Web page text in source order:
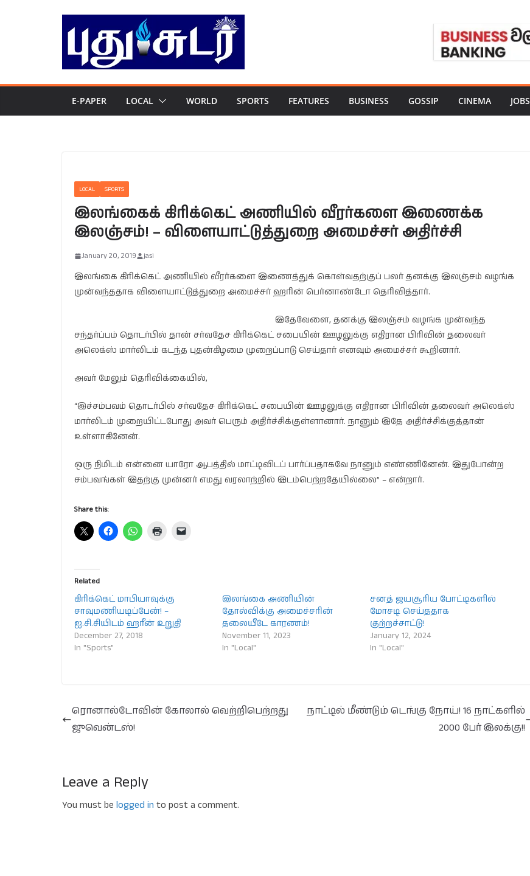
E-PAPER LOCAL WORLD SPORTS FEATURES BUSINESS GOSSIP CINEMA JOBS
LOCAL SPORTS
இலங்கைக் கிரிக்கெட் அணியில் வீரர்களை இணைக்க
இலஞ்சம்! – விளையாட்டுத்துறை அமைச்சர் அதிர்ச்சி
January 20, 2019 jasi
இலங்கை கிரிக்கெட் அணியில் வீரர்களை இணைத்துக் கொள்வதற்குப் பலர் தனக்கு இலஞ்சம் வழங்க
முன்வந்ததாக விளையாட்டுத்துறை அமைச்சர் ஹரின் பெர்னாண்டோ தெரிவித்தார்.
இதேவேளை, தனக்கு இலஞ்சம் வழங்க முன்வந்த
சந்தர்ப்பம் தொடர்பில் தான் சர்வதேச கிரிக்கெட் சபையின் ஊழலுக்கு எதிரான பிரிவின் தலைவர்
அலெக்ஸ் மார்லிடம் கடந்த புதன்கிழமை முறைப்பாடு செய்தார் எனவும் அமைச்சர் கூறினார்.
அவர் மேலும் தெரிவிக்கையில்,
“இச்சம்பவம் தொடர்பில் சர்வதேச கிரிக்கெட் சபையின் ஊழலுக்கு எதிரான பிரிவின் தலைவர் அலெக்ஸ்
மார்லிடம் முறையிட்டபோது அவர் பெரும் அதிர்ச்சிக்குள்ளானார். நானும் இதே அதிர்ச்சிக்குத்தான்
உள்ளாகினேன்.
ஒரு நிமிடம் என்னை யாரோ ஆபத்தில் மாட்டிவிடப் பார்ப்பதாகவே நானும் எண்ணினேன். இதுபோன்ற
சம்பவங்கள் இதற்கு முன்னர் எமது வரலாற்றில் இடம்பெற்றதேயில்லை” – என்றார்.
Share this:
Related
கிரிக்கெட் மாபியாவுக்கு
சாவுமணியடிப்பேன்! –
ஐ.சி.சியிடம் ஹரீன் உறுதி
December 27, 2018
In "Sports"
இலங்கை அணியின்
தோல்விக்கு அமைச்சரின்
தலையீடே காரணம்!
November 11, 2023
In "Local"
சனத் ஜயசூரிய போட்டிகளில்
மோசடி செய்ததாக
குற்றச்சாட்டு!
January 12, 2024
In "Local"
ரொனால்டோவின் கோலால் வெற்றிபெற்றது
ஜுவென்டஸ்!
நாட்டில் மீண்டும் டெங்கு நோய்! 16 நாட்களில்
2000 பேர் இலக்கு!!
Leave a Reply
You must be logged in to post a comment.